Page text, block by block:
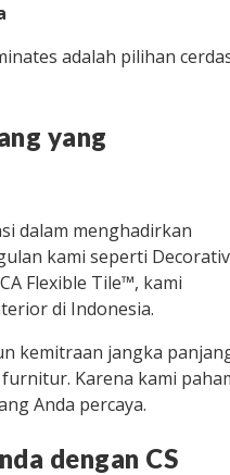
adalah pilihan
yang
dalam menghadirkan
kami seperti
Flexible Tile™️, kami
di Indonesia.
kemitraan jangka
Karena kami
Anda percaya.
dengan CS